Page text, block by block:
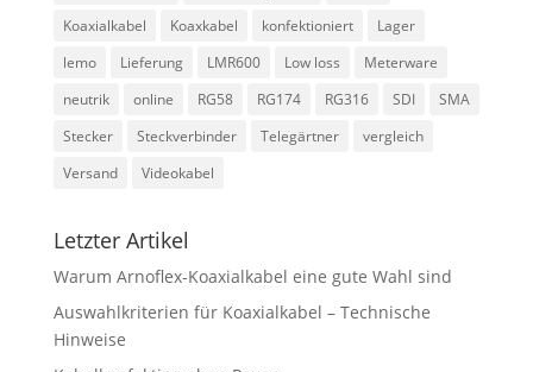
Koaxialkabel
Koaxkabel konfektioniert
Lager
lemo
Lieferung LMR600 Low loss
Meterware
neutrik
online RG58 RG174 RG316 SDI
SMA
Stecker
Steckverbinder Telegärtner
vergleich
Versand
Videokabel
Letzter Artikel
Warum Arnoflex-Koaxialkabel eine gute Wahl sind
Auswahlkriterien für Koaxialkabel – Technische
Hinweise